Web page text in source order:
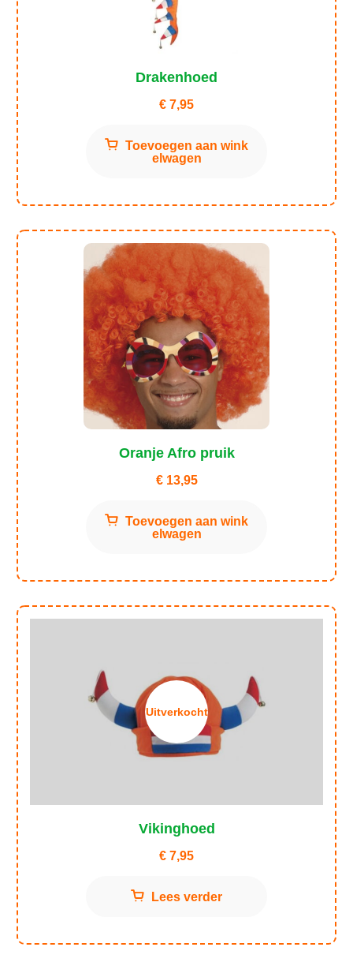
Drakenhoed
€ 7,95
Toevoegen aan wink
elwagen
Oranje Afro pruik
€13,95
Toevoegen aan wink
elwagen
Uitverkocht
Vikinghoed
€ 7,95
Lees verder